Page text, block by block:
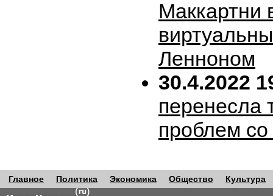
Маккартни
Ленноном
30.4.2022
перенесла
проблем
Главное Политика Экономика Общество Культура